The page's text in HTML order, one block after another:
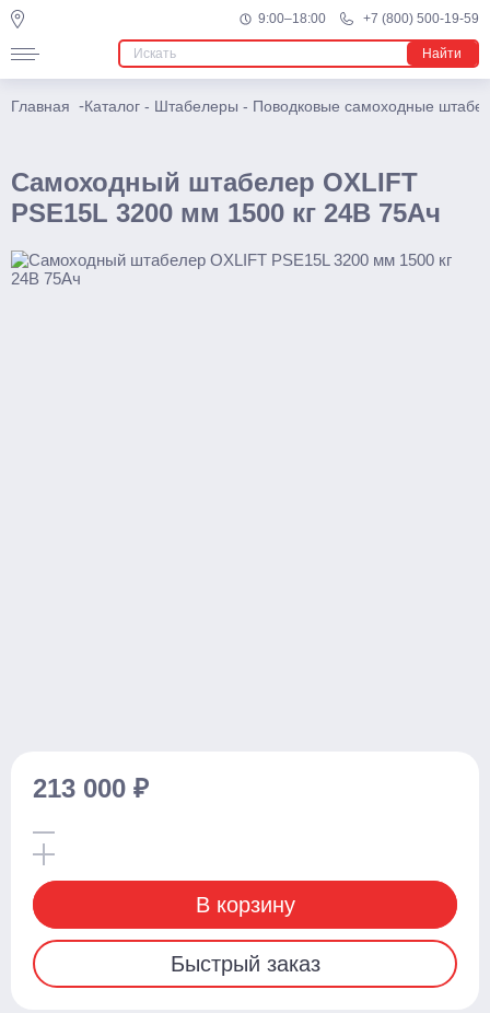
9:00–18:00 +7 (800) 500-19-59
Найти
Главная -Каталог - Штабелеры - Поводковые самоходные
Самоходный штабелер OXLIFT
PSE15L 3200 мм 1500 кг 24В 75Ач
213 000 ₽
В корзину
Быстрый заказ
Мини
Электрические
Многоходовые
Подъемники
Несамоходные
С весами
С различной длиной и шириной вил
Для агрессивных сред
Для бочек
Ножничные